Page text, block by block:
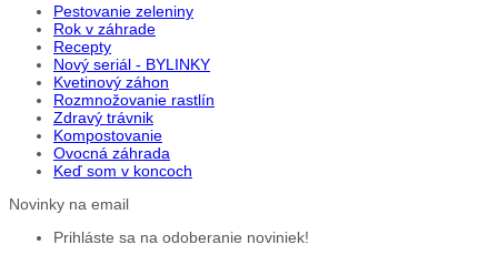
Pestovanie zeleniny
Rok v záhrade
Recepty
Nový seriál - BYLINKY
Kvetinový záhon
Rozmnožovanie rastlín
Zdravý trávnik
Kompostovanie
Ovocná záhrada
Keď som v koncoch
Novinky na email
Prihláste sa na odoberanie noviniek!